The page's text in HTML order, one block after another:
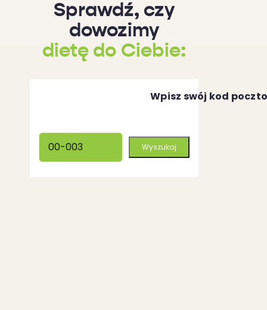
Sprawdź, czy
dowozimy
dietę do Ciebie:
Wpisz swój kod